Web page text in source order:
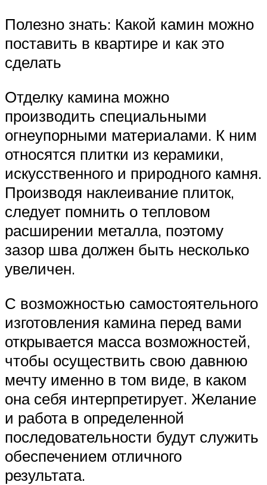
Полезно знать: Какой камин можно
поставить в квартире и как это
сделать
Отделку камина можно
производить специальными
огнеупорными материалами. К ним
относятся плитки из керамики,
искусственного и природного камня.
Производя наклеивание плиток,
следует помнить о тепловом
расширении металла, поэтому
зазор шва должен быть несколько
увеличен.
С возможностью самостоятельного
изготовления камина перед вами
открывается масса возможностей,
чтобы осуществить свою давнюю
мечту именно в том виде, в каком
она себя интерпретирует. Желание
и работа в определенной
последовательности будут служить
обеспечением отличного
результата.